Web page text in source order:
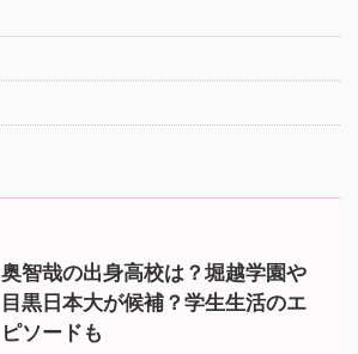
奥智哉の出身高校は？堀越学園や
目黒日本大が候補？学生生活のエ
ピソードも